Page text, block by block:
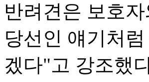
반려견은 보호
당선인 얘기처
겠다"고 강조했